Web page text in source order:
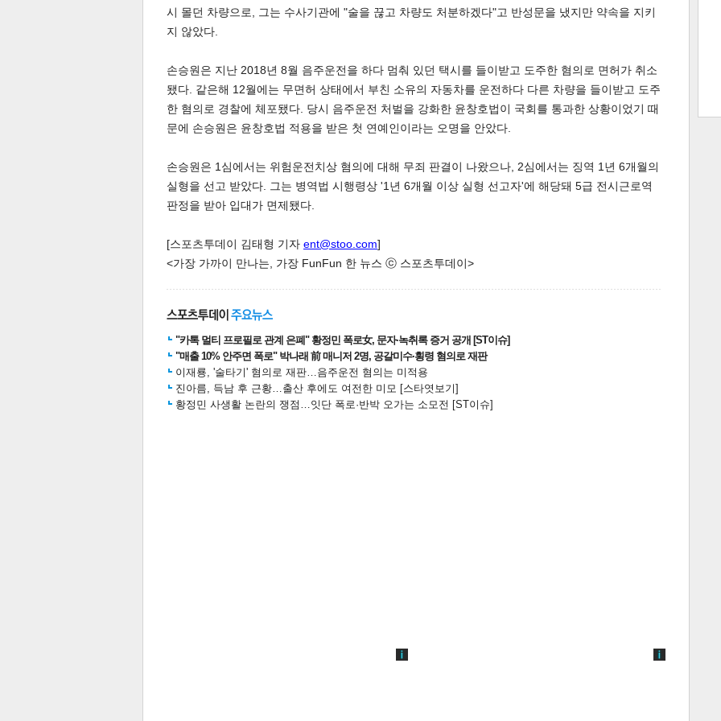
스북 터 공 공유 버블
달기 트 크 트 축 사 하기 보기
시 몰던 차량으로, 그는 수사기관에 "술을 끊고 차량도 처분하겠다"고 반성문을 냈지만 약속을 지키
지 않았다.
손승원은 지난 2018년 8월 음주운전을 하다 멈춰 있던 택시를 들이받고 도주한 혐의로 면허가 취소
됐다. 같은해 12월에는 무면허 상태에서 부친 소유의 자동차를 운전하다 다른 차량을 들이받고 도주
한 혐의로 경찰에 체포됐다. 당시 음주운전 처벌을 강화한 윤창호법이 국회를 통과한 상황이었기 때
문에 손승원은 윤창호법 적용을 받은 첫 연예인이라는 오명을 안았다.
손승원은 1심에서는 위험운전치상 혐의에 대해 무죄 판결이 나왔으나, 2심에서는 징역 1년 6개월의
실형을 선고 받았다. 그는 병역법 시행령상 '1년 6개월 이상 실형 선고자'에 해당돼 5급 전시근로역
판정을 받아 입대가 면제됐다.
[스포츠투데이 김태형 기자 ent@stoo.com]
<가장 가까이 만나는, 가장 FunFun 한 뉴스 ⓒ 스포츠투데이>
"카톡 멀티 프로필로 관계 은폐" 황정민 폭로女, 문자·녹취록 증거 공개 [ST이슈]
"매출 10% 안주면 폭로" 박나래 前 매니저 2명, 공갈미수·횡령 혐의로 재판
이재룡, '술타기' 혐의로 재판…음주운전 혐의는 미적용
진아름, 득남 후 근황…출산 후에도 여전한 미모 [스타엿보기]
황정민 사생활 논란의 쟁점…잇단 폭로·반박 오가는 소모전 [ST이슈]